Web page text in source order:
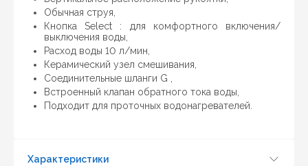
Обычная струя,
Кнопка Select : для комфортного включения/
выключения воды,
Расход воды 10 л/мин,
Керамический узел смешивания,
Соединительные шланги G ,
Встроенный клапан обратного тока воды,
Подходит для проточных водонагревателей.
Характеристики